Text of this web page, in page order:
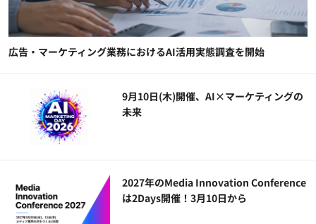
広告・マーケティング業務におけるAI活用実態調査を開始
9月10日(木)開催、AI×マーケティングの
未来
2027年のMedia Innovation Conference
は2Days開催！3月10日から